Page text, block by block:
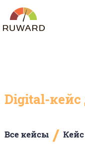
Digital-
Все кейсы /